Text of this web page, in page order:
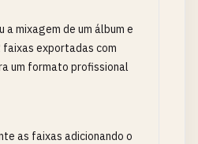
a mixagem de um álbum e
faixas exportadas com
um formato profissional
as faixas adicionando o